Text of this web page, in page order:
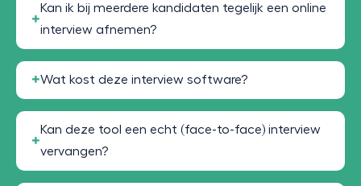
Kan ik bij meerdere kandidaten tegelijk een online
interview afnemen?
Wat kost deze interview software?
Kan deze tool een echt (face-to-face) interview
vervangen?